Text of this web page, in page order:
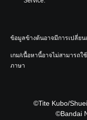
ข้อมูลข้างต้นอาจมีการเปลี่ย
เกม/เนื้อหานี้อาจไม่สามารถ
ภาษา
©Tite Kubo/
©Bandai